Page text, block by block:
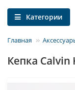
Категории
Главная
Кепка Calvin